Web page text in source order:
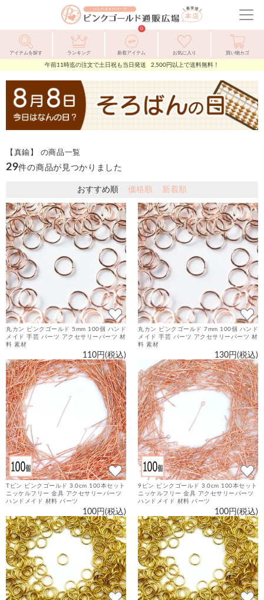
ピ
ン
ク
ル
ド
通
広
メ
ニ
ー
を
開
閉
アイテムを探す ランキング 新着アイテム お気に入り 買い物カゴ
0
午前11時迄の注文で土日祝も当日発送 2,500円以上で送料無料！
【真鍮】 の商品一覧
29件の商品が見つかりました
おすすめ順 価格順 新着順
丸カン ピンクゴールド 5mm 100個 ハンド
メイド 手芸 パーツ アクセサリーパーツ 材
料 素材
110円(税込)
丸カン ピンクゴールド 7mm 100個 ハンド
メイド 手芸 パーツ アクセサリーパーツ 材
料 素材
130円(税込)
Tピン ピンクゴールド 3.0cm 100本セット
ニッケルフリー 金具 アクセサリーパーツ
ハンドメイド 材料 パーツ
100円(税込)
9ピン ピンクゴールド 3.0cm 100本セット
ニッケルフリー 金具 アクセサリーパーツ
ハンドメイド 材料 パーツ
100円(税込)